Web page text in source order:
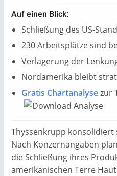
Auf einen Blick:
Schließung des US-
230 Arbeitsplätze sind
Verlagerung der
Nordamerika bleibt
Gratis Chartanalysezur
Thyssenkrupp konsolidiert
Nach Konzernangaben
die Schließung ihres
amerikanischen Terre